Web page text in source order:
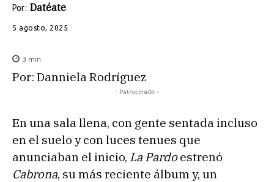
Por: Datéate
5 agosto, 2025
3 min.
Por: Danniela Rodríguez
- Patrocinado -
En una sala llena, con gente sentada incluso
en el suelo y con luces tenues que
anunciaban el inicio, La Pardoestrenó
Cabrona, su más reciente álbum y, un